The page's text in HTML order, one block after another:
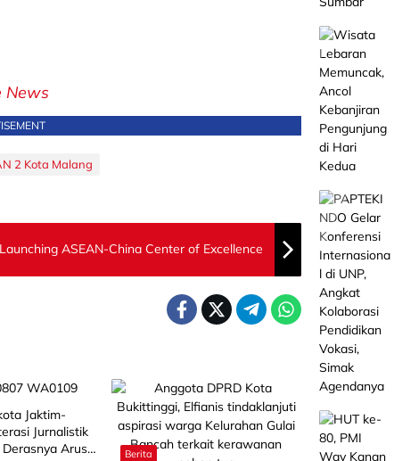
News
2 Kota Malang
ASEAN-China Center of Excellence
Jaktim-
Jurnalistik
Arus
Berita